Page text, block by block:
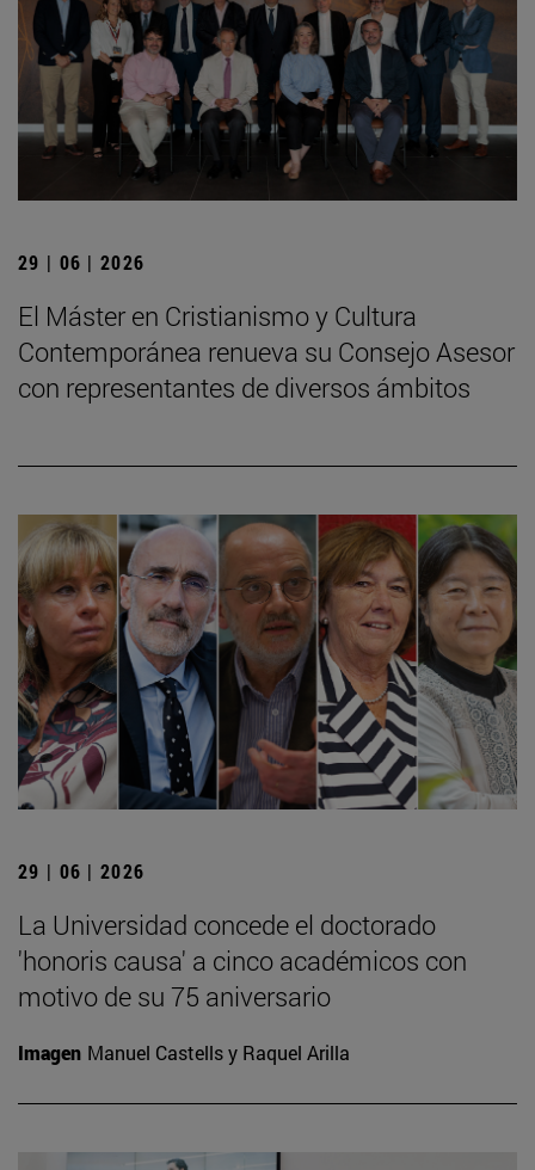
29 | 06 | 2026
El Máster en Cristianismo y Cultura
Contemporánea renueva su Consejo Asesor
con representantes de diversos ámbitos
29 | 06 | 2026
La Universidad concede el doctorado
'honoris causa' a cinco académicos con
motivo de su 75 aniversario
Imagen Manuel Castells y Raquel Arilla